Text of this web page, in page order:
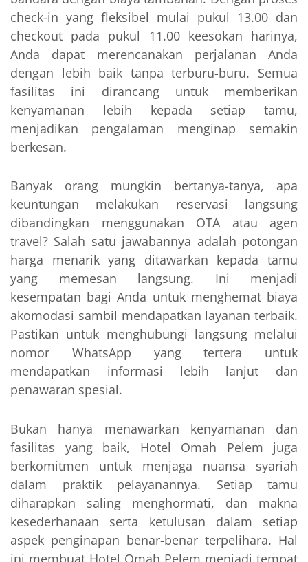
check-in yang fleksibel mulai pukul 13.00 dan
checkout pada pukul 11.00 keesokan harinya,
Anda dapat merencanakan perjalanan Anda
dengan lebih baik tanpa terburu-buru. Semua
fasilitas ini dirancang untuk memberikan
kenyamanan lebih kepada setiap tamu,
menjadikan pengalaman menginap semakin
berkesan.
Banyak orang mungkin bertanya-tanya, apa
keuntungan melakukan reservasi langsung
dibandingkan menggunakan OTA atau agen
travel? Salah satu jawabannya adalah potongan
harga menarik yang ditawarkan kepada tamu
yang memesan langsung. Ini menjadi
kesempatan bagi Anda untuk menghemat biaya
akomodasi sambil mendapatkan layanan terbaik.
Pastikan untuk menghubungi langsung melalui
nomor WhatsApp yang tertera untuk
mendapatkan informasi lebih lanjut dan
penawaran spesial.
Bukan hanya menawarkan kenyamanan dan
fasilitas yang baik, Hotel Omah Pelem juga
berkomitmen untuk menjaga nuansa syariah
dalam praktik pelayanannya. Setiap tamu
diharapkan saling menghormati, dan makna
kesederhanaan serta ketulusan dalam setiap
aspek penginapan benar-benar terpelihara. Hal
ini membuat Hotel Omah Pelem menjadi tempat